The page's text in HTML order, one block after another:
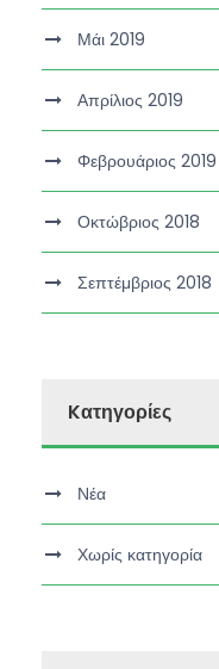
Μάι 2019
Απρίλιος 2019
Φεβρουάριος 2019
Οκτώβριος 2018
Σεπτέμβριος 2018
Kατηγορίες
Νέα
Χωρίς κατηγορία